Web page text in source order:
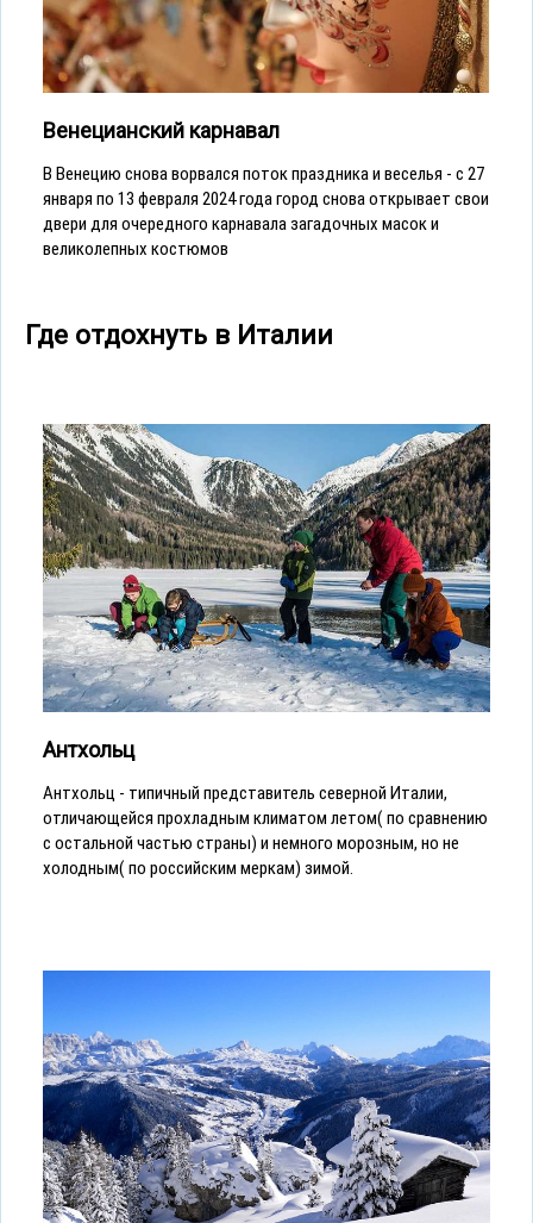
Венецианский карнавал
В Венецию снова ворвался поток праздника и веселья - с 27
января по 13 февраля 2024 года город снова открывает свои
двери для очередного карнавала загадочных масок и
великолепных костюмов
Где отдохнуть в Италии
Антхольц
Антхольц - типичный представитель северной Италии,
отличающейся прохладным климатом летом( по сравнению
с остальной частью страны) и немного морозным, но не
холодным( по российским меркам) зимой.